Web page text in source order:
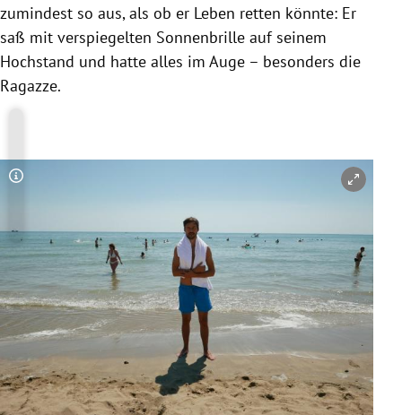
zumindest so aus, als ob er Leben retten könnte: Er
saß mit verspiegelten Sonnenbrille auf seinem
Hochstand und hatte alles im Auge – besonders die
Ragazze.
Copyright-Hinweis öffnen/schließen